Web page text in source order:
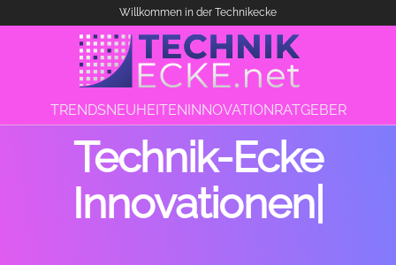
Willkommen in der Technikecke
TRENDSNEUHEITENINNOVATIONRATGEBER
Technik-Ecke
Innovationen